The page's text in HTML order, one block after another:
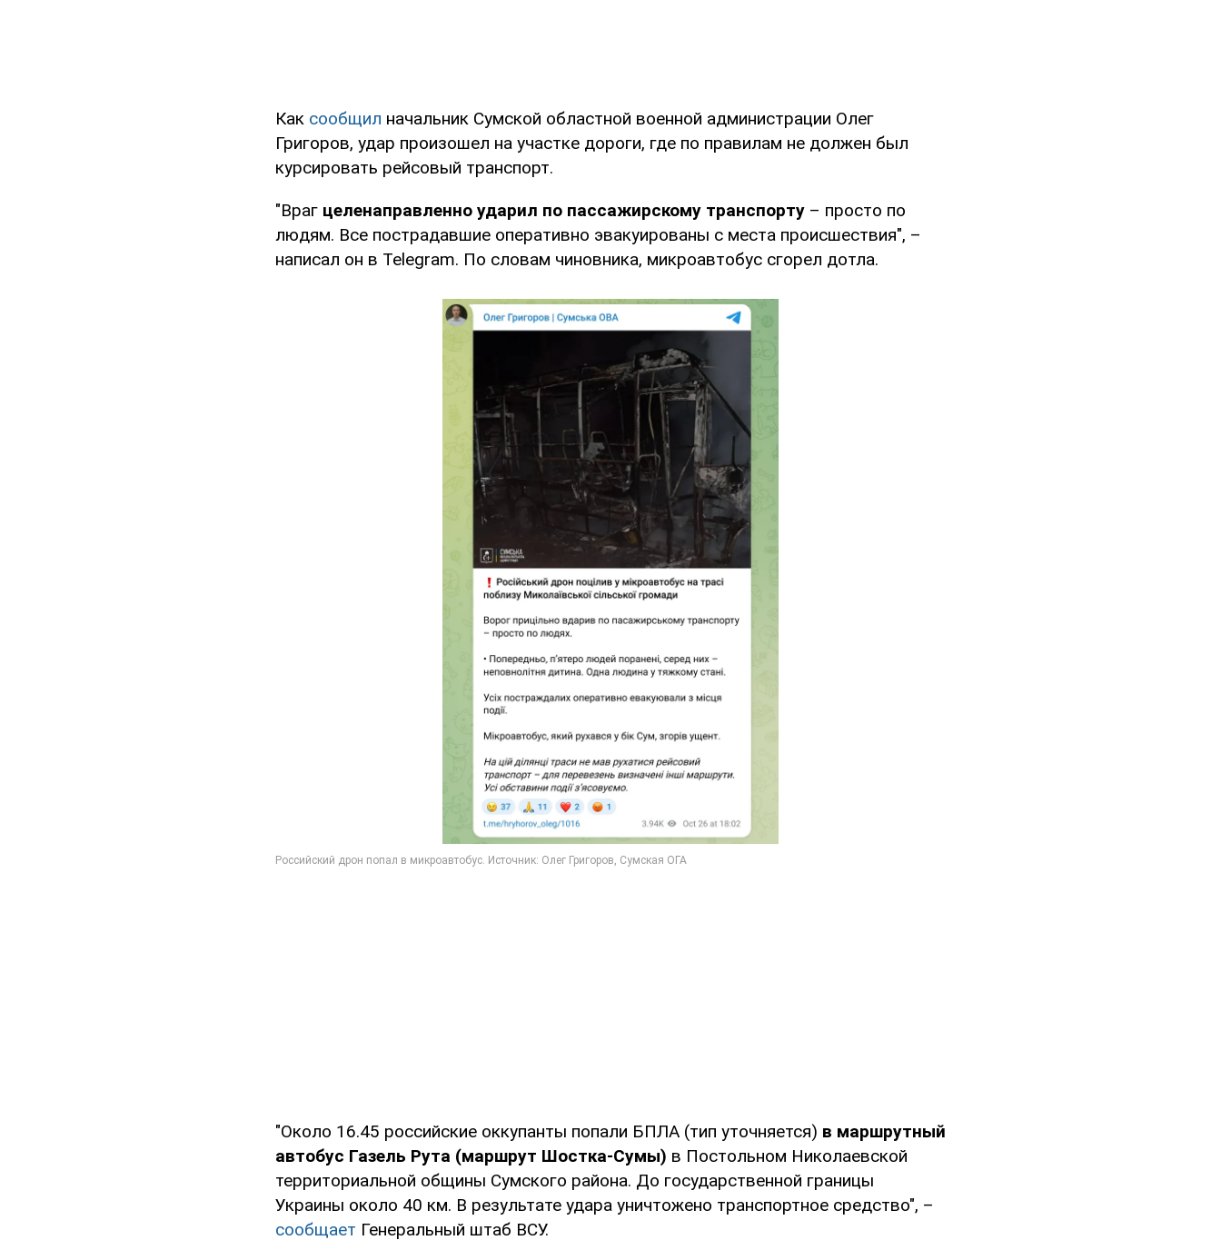
Как сообщил начальник Сумской областной военной администрации Олег
Григоров, удар произошел на участке дороги, где по правилам не должен был
курсировать рейсовый транспорт.
"Враг целенаправленно ударил по пассажирскому транспорту – просто по
людям. Все пострадавшие оперативно эвакуированы с места происшествия", –
написал он в Telegram. По словам чиновника, микроавтобус сгорел дотла.
"Около 16.45 российские оккупанты попали БПЛА (тип уточняется) в маршрутный
автобус Газель Рута (маршрут Шостка-Сумы) в Постольном Николаевской
территориальной общины Сумского района. До государственной границы
Украины около 40 км. В результате удара уничтожено транспортное средство", –
сообщает Генеральный штаб ВСУ.